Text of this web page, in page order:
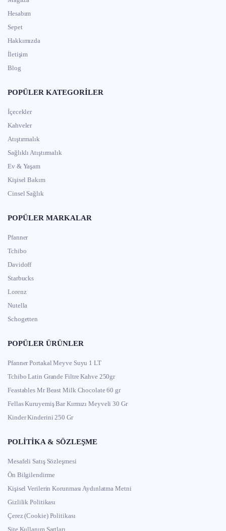
Hesabım
Sepet
Hakkımızda
İletişim
Blog
POPÜLER KATEGORILER
İçecekler
Kahveler
Atıştırmalık
Sağlıklı Atıştırmalık
Ev & Yaşam
Kişisel Bakım
Cinsel Sağlık
POPÜLER MARKALAR
Pfanner
Tchibo
Davidoff
Starbucks
Lorenz
Nutella
Schogetten
POPÜLER ÜRÜNLER
Pfanner Portakal Meyve Suyu 1 LT
Tchibo Latin Grande Filtre Kahve 250gr
Feastables Mr Beast Milk Chocolate 60 gr
Fellas Kuruyemiş Bar Kırmızı Meyveli 30 Gr
Kinder Kinderini 250 Gr
POLITIKA & SÖZLEŞME
Mesafeli Satış Sözleşmesi
Ön Bilgilendirme
Kişisel Verilerin Korunması Aydınlatma Metni
Gizlilik Politikası
Çerez (Cookie) Politikası
Site Kullanım Şartları